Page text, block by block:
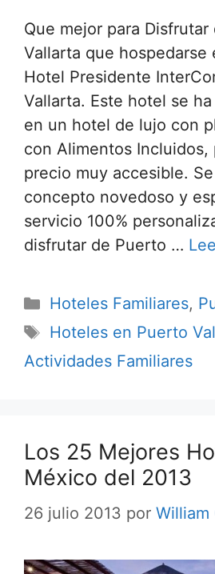
Que mejor para
Vallarta que hospedarse
Hotel Presidente
Vallarta. Este hotel se
en un hotel de lujo con
con Alimentos Incluidos,
precio muy accesible.
concepto novedoso y
servicio 100%
disfrutar de Puerto …
Categorías
Hoteles Familiares,
Etiquetas
Hoteles en Puerto
Actividades Familiares
Los 25 Mejores
México del 2013
26 julio 2013 por William